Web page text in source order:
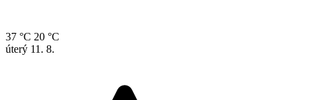
37 °C 20 °C
úterý 11. 8.